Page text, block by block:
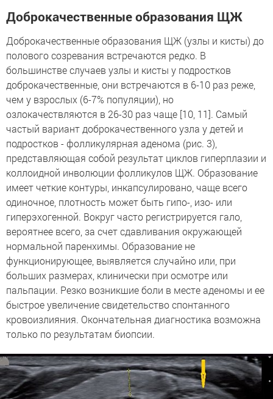
Доброкачественные образования ЩЖ
Доброкачественные образования ЩЖ (узлы и кисты) до
полового созревания встречаются редко. В
большинстве случаев узлы и кисты у подростков
доброкачественные, они встречаются в 6-10 раз реже,
чем у взрослых (6-7% популяции), но
озлокачествляются в 26-30 раз чаще [10, 11]. Самый
частый вариант доброкачественного узла у детей и
подростков - фолликулярная аденома (рис. 3),
представляющая собой результат циклов гиперплазии и
коллоидной инволюции фолликулов ЩЖ. Образование
имеет четкие контуры, инкапсулировано, чаще всего
одиночное, плотность может быть гипо-, изо- или
гиперэхогенной. Вокруг часто регистрируется гало,
вероятнее всего, за счет сдавливания окружающей
нормальной паренхимы. Образование не
функционирующее, выявляется случайно или, при
больших размерах, клинически при осмотре или
пальпации. Резко возникшие боли в месте аденомы и ее
быстрое увеличение свидетельство спонтанного
кровоизлияния. Окончательная диагностика возможна
только по результатам биопсии.